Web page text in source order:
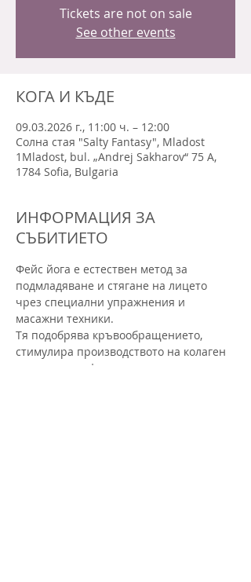
Tickets are not on sale
See other events
КОГА И КЪДЕ
09.03.2026 г., 11:00 ч. – 12:00
Солна стая "Salty Fantasy", Mladost
1Mladost, bul. „Andrej Sakharov“ 75 A,
1784 Sofia, Bulgaria
ИНФОРМАЦИЯ ЗА
СЪБИТИЕТО
Фейс йога е естествен метод за
подмладяване и стягане на лицето
чрез специални упражнения и
масажни техники.
Тя подобрява кръвообращението,
стимулира производството на колаген
и помага за оформяне на контурите на